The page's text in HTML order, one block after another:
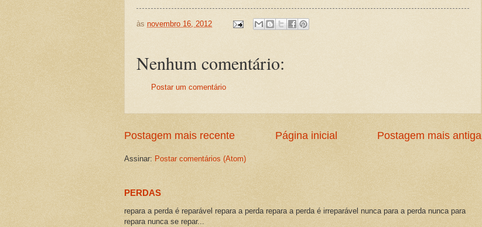
às novembro 16, 2012
Nenhum comentário:
Postar um comentário
Postagem mais recente Postagem mais antiga
Página inicial
Assinar: Postar comentários (Atom)
PERDAS
repara a perda é reparável repara a perda repara a perda é irreparável nunca para a perda nunca para
repara nunca se repar...